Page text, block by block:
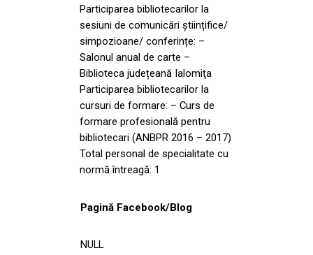
Participarea bibliotecarilor la
sesiuni de comunicări științifice/
simpozioane/ conferințe: –
Salonul anual de carte –
Biblioteca județeană Ialomiţa
Participarea bibliotecarilor la
cursuri de formare: – Curs de
formare profesională pentru
bibliotecari (ANBPR 2016 – 2017)
Total personal de specialitate cu
normă întreagă: 1
Pagină Facebook/Blog
NULL